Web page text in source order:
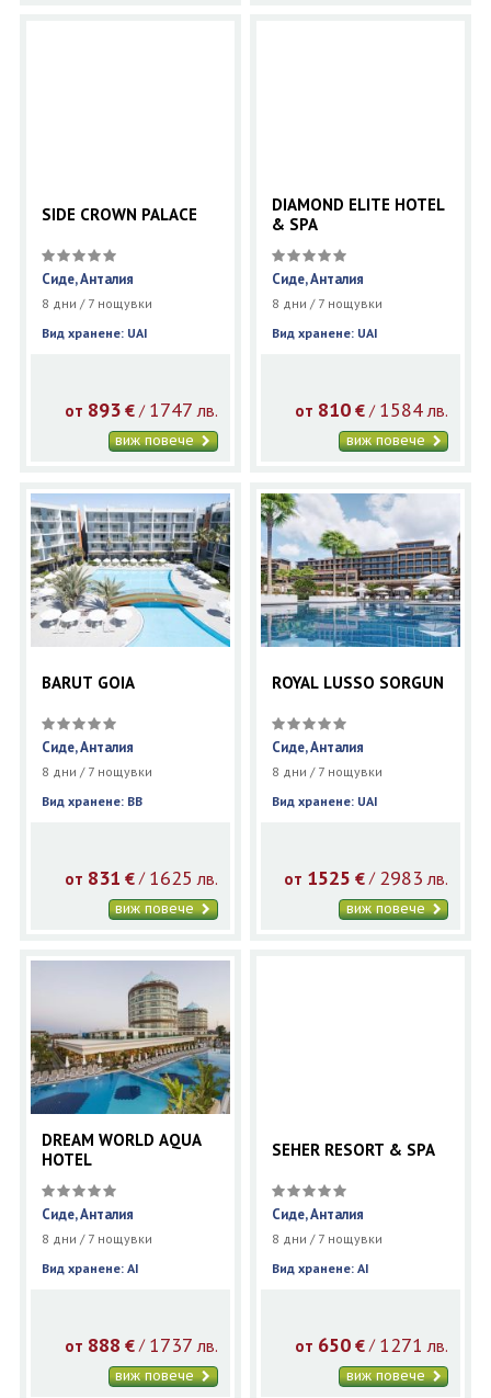
SIDE CROWN PALACE
Сиде, Анталия
8 дни / 7 нощувки
Вид хранене: UAI
от 893 €/ 1747 лв.
виж повече
DIAMOND ELITE HOTEL
& SPA
Сиде, Анталия
8 дни / 7 нощувки
Вид хранене: UAI
от 810 € / 1584 лв.
виж повече
BARUT GOIA
Сиде, Анталия
8 дни / 7 нощувки
Вид хранене: BB
от 831 €/ 1625 лв.
виж повече
ROYAL LUSSO SORGUN
Сиде, Анталия
8 дни / 7 нощувки
Вид хранене: UAI
от 1525 € / 2983 лв.
виж повече
DREAM WORLD AQUA
HOTEL
Сиде, Анталия
8 дни / 7 нощувки
Вид хранене: AI
от 888 €/ 1737 лв.
виж повече
SEHER RESORT & SPA
Сиде, Анталия
8 дни / 7 нощувки
Вид хранене: AI
от 650 € / 1271 лв.
виж повече